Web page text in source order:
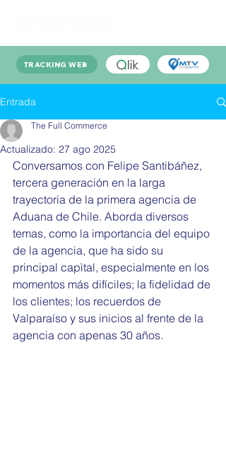
TRACKING WEB
Entrada
The Full Commerce
Actualizado: 27 ago 2025
Conversamos con Felipe Santibáñez,
tercera generación en la larga
trayectoria de la primera agencia de
Aduana de Chile. Aborda diversos
temas, como la importancia del equipo
de la agencia, que ha sido su
principal capìtal, especialmente en los
momentos más difíciles; la fidelidad de
los clientes; los recuerdos de
Valparaíso y sus inicios al frente de la
agencia con apenas 30 años.